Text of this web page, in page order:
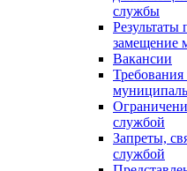
службы
Результаты
замещение
Вакансии
службой
Запреты,
службой